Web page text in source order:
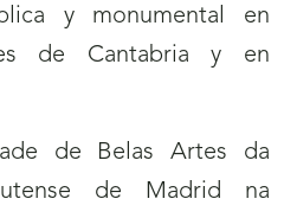
y monumental en
de Cantabria y en
de Belas Artes da
de Madrid na